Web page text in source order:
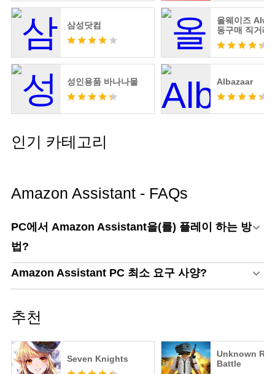
삼성닷컴
올웨이즈
동구매 직거래
성인용품 바나나몰 Albazaar
인기 카테고리
Amazon Assistant - FAQs
PC에서 Amazon Assistant을(를) 플레이 하는 방
법?
Amazon Assistant PC 최소 요구 사양?
추천
Seven Knights
Unknown
Battle